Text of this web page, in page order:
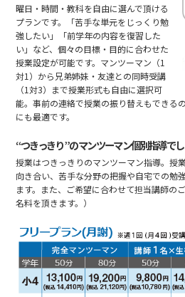
曜日・時間・教科を自由に選んで頂ける
プランです。「苦手な単元をじっくり勉
強したい」「前学年の内容を復習した
い」など、個々の目標・目的に合わせた
授業設定が可能です。マンツーマン（1
対1）から兄弟姉妹・友達との同時受講
（1対3）まで授業形式も自由に選択可
能。事前の連絡で授業の振り替えもできる
にも最適です。
“つきっきり”のマンツーマン個別指導でし
授業はつきっきりのマンツーマン指導。授
向き合い、苦手な分野の把握や自宅での勉
ます。また、ご希望に合わせて担当講師の
名料を頂きます。）